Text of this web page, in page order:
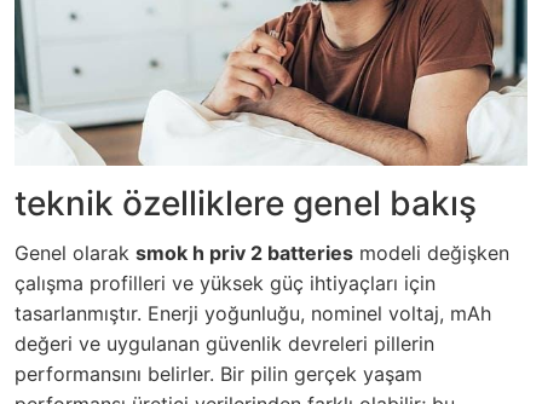
teknik özelliklere genel bakış
Genel olarak smok h priv 2 batteries modeli değişken
çalışma profilleri ve yüksek güç ihtiyaçları için
tasarlanmıştır. Enerji yoğunluğu, nominel voltaj, mAh
değeri ve uygulanan güvenlik devreleri pillerin
performansını belirler. Bir pilin gerçek yaşam